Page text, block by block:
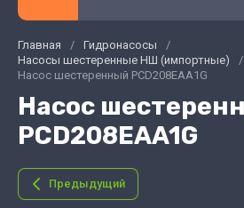
Главная / Гидронасосы
/
Насосы шестеренные НШ (импортные)
/
Насос шестеренный PCD208EAA1G
Насос
PCD208EAA1G
Предыдущий